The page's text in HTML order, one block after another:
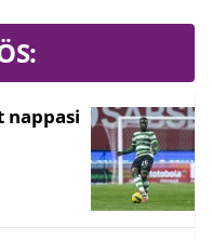
nappasi